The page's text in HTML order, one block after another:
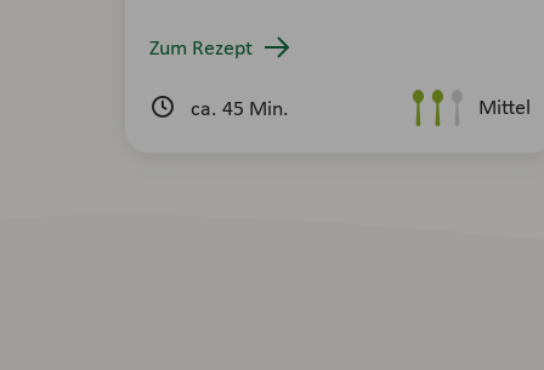
Zum Rezept
ca. 45 Min. Mittel